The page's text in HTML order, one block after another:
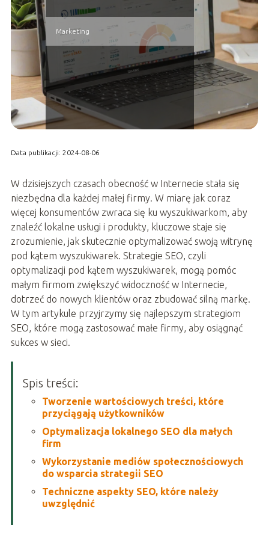
Marketing
Data publikacji: 2024-08-06
W dzisiejszych czasach obecność w Internecie stała się
niezbędna dla każdej małej firmy. W miarę jak coraz
więcej konsumentów zwraca się ku wyszukiwarkom, aby
znaleźć lokalne usługi i produkty, kluczowe staje się
zrozumienie, jak skutecznie optymalizować swoją witrynę
pod kątem wyszukiwarek. Strategie SEO, czyli
optymalizacji pod kątem wyszukiwarek, mogą pomóc
małym firmom zwiększyć widoczność w Internecie,
dotrzeć do nowych klientów oraz zbudować silną markę.
W tym artykule przyjrzymy się najlepszym strategiom
SEO, które mogą zastosować małe firmy, aby osiągnąć
sukces w sieci.
Spis treści:
Tworzenie wartościowych treści, które
przyciągają użytkowników
Optymalizacja lokalnego SEO dla małych
firm
Wykorzystanie mediów społecznościowych
do wsparcia strategii SEO
Techniczne aspekty SEO, które należy
uwzględnić